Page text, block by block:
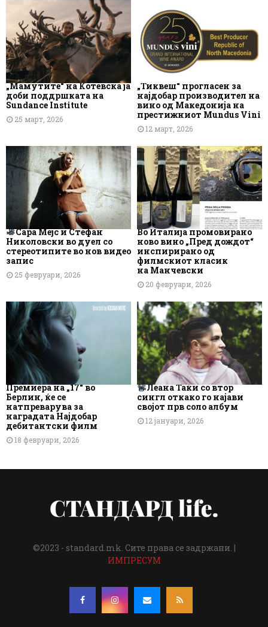
„Мамутите“ на Котевска ја
доби поддршката на
Sundance Institute
25 март, 2026
„Тиквеш“ прогласен за
најдобар производител на
вино од Македонија на
престижниот Mundus Vini
12 март, 2026
Сара Мејс и Стефан
Николовски во дуел со
стереотипите во нов видео
запис
25 февруари, 2026
Во Италија промовирано
ново вино „Пред дождот“
инспирирано од
филмскиот класик
на Манчевски
20 февруари, 2026
Премиера на „17“ во
Берлин, ќе се
натпреварува за
наградата Најдобар
дебитантски филм
18 февруари, 2026
Леана Таќи со втор
сингл откако го најави
својот прв соло албум
12 јануари, 2026
©2023 - standard.mk. Сите права се задржани. |
ИМПРЕСУМ